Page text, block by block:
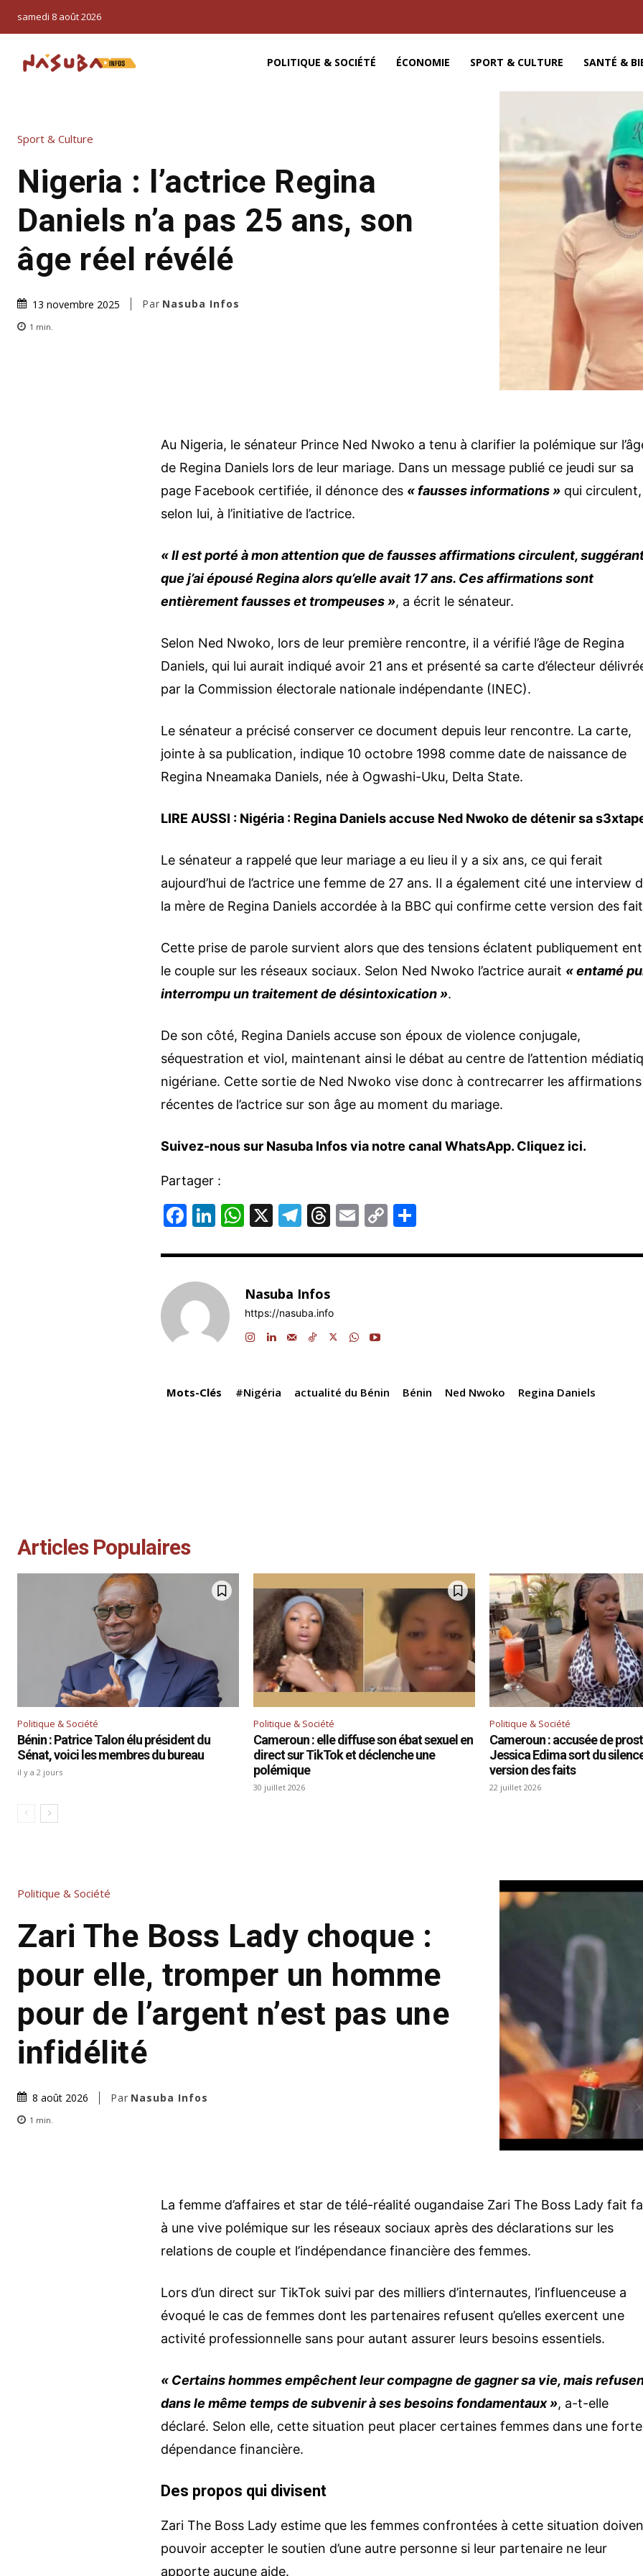
samedi 8 août 2026
POLITIQUE & SOCIÉTÉ ÉCONOMIE SPORT & CULTURE SANTÉ &
Sport & Culture
Nigeria : l’actrice Regina
Daniels n’a pas 25 ans, son
âge réel révélé
13 novembre 2025 Par Nasuba Infos
1 min.
Au Nigeria, le sénateur Prince Ned Nwoko a tenu à clarifier la polémique sur
de Regina Daniels lors de leur mariage. Dans un message publié ce jeudi sur sa
page Facebook certifiée, il dénonce des « fausses informations » qui circulent,
selon lui, à l’initiative de l’actrice.
« Il est porté à mon attention que de fausses affirmations circulent,
que j’ai épousé Regina alors qu’elle avait 17 ans. Ces affirmations sont
entièrement fausses et trompeuses », a écrit le sénateur.
Selon Ned Nwoko, lors de leur première rencontre, il a vérifié l’âge de Regina
Daniels, qui lui aurait indiqué avoir 21 ans et présenté sa carte d’électeur
par la Commission électorale nationale indépendante (INEC).
Le sénateur a précisé conserver ce document depuis leur rencontre. La carte,
jointe à sa publication, indique 10 octobre 1998 comme date de naissance de
Regina Nneamaka Daniels, née à Ogwashi-Uku, Delta State.
LIRE AUSSI : Nigéria : Regina Daniels accuse Ned Nwoko de détenir sa
Le sénateur a rappelé que leur mariage a eu lieu il y a six ans, ce qui ferait
aujourd’hui de l’actrice une femme de 27 ans. Il a également cité une interview
la mère de Regina Daniels accordée à la BBC qui confirme cette version des
Cette prise de parole survient alors que des tensions éclatent publiquement
le couple sur les réseaux sociaux. Selon Ned Nwoko l’actrice aurait « entamé
interrompu un traitement de désintoxication ».
De son côté, Regina Daniels accuse son époux de violence conjugale,
séquestration et viol, maintenant ainsi le débat au centre de l’attention
nigériane. Cette sortie de Ned Nwoko vise donc à contrecarrer les affirmations
récentes de l’actrice sur son âge au moment du mariage.
Suivez-nous sur Nasuba Infos via notre canal WhatsApp. Cliquez ici.
Partager :
F
c
e
b
o
Li
k
e
dI
n
W
at
s
A
p
X
T
e
gr
a
m
T
e
d
s
E
ai
C
p ta
Nasuba Infos
https://nasuba.info
Mots-Clés #Nigéria actualité du Bénin Bénin Ned Nwoko Regina Daniels
Articles Populaires
Politique & Société
Bénin : Patrice Talon élu président du
Sénat, voici les membres du bureau
il y a 2 jours
Politique & Société
Cameroun : elle diffuse son ébat sexuel en
direct sur TikTok et déclenche une
polémique
30 juillet 2026
Politique & Société
Cameroun : accusée de
Jessica Edima sort du
version des faits
22 juillet 2026